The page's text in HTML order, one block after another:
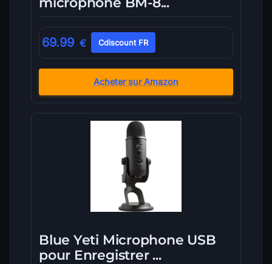
69.99 € Cdiscount FR
Acheter sur Amazon
Blue Yeti Microphone USB
pour Enregistrer ...